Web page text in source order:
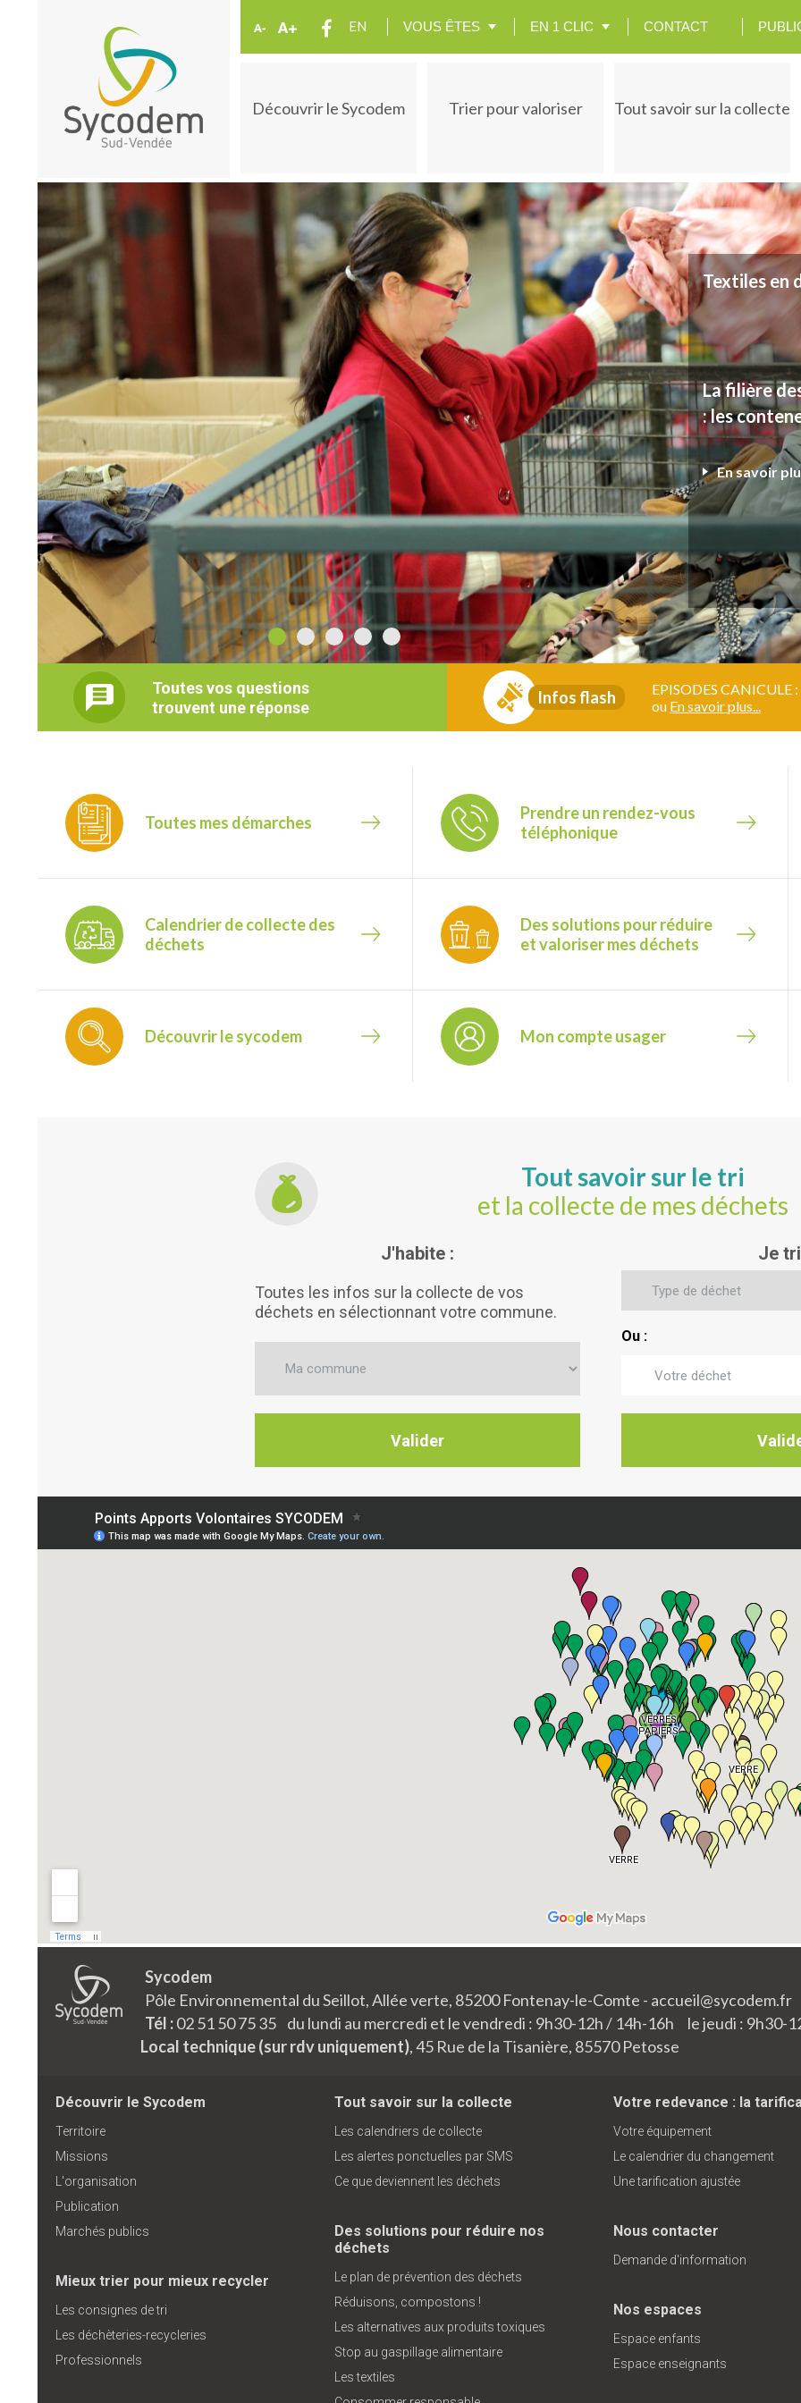
EN VOUS ÊTES EN 1 CLIC CONTACT
Découvrir le Sycodem Trier pour valoriser Tout savoir sur la collecte
Textiles en difficulté...
La filière des textiles
: les conteneurs blancs
En savoir plus...
Toutes vos questions
trouvent une réponse
Infos flash
EPISODES CANICULE
ou En savoir plus...
Toutes mes démarches
Prendre un rendez-vous
téléphonique
Calendrier de collecte des
déchets
Des solutions pour réduire
et valoriser mes déchets
Découvrir le sycodem Mon compte usager
Tout savoir sur le tri
et la collecte de mes déchets
J'habite :
Toutes les infos sur la collecte de vos
déchets en sélectionnant votre commune.
Je
Ou :
Sycodem
Pôle Environnemental du Seillot, Allée verte, 85200 Fontenay-le-Comte - accueil@sycodem.fr
Tél :02 51 50 75 35 du lundi au mercredi et le vendredi : 9h30-12h / 14h-16h le jeudi : 9h30-
Local technique (sur rdv uniquement), 45 Rue de la Tisanière, 85570 Petosse
Découvrir le Sycodem
Territoire
Missions
L'organisation
Publication
Marchés publics
Mieux trier pour mieux recycler
Les consignes de tri
Les déchèteries-recycleries
Professionnels
Tout savoir sur la collecte
Les calendriers de collecte
Les alertes ponctuelles par SMS
Ce que deviennent les déchets
Des solutions pour réduire nos
déchets
Le plan de prévention des déchets
Réduisons, compostons !
Les alternatives aux produits toxiques
Stop au gaspillage alimentaire
Les textiles
Votre redevance : la
Votre équipement
Le calendrier du changement
Une tarification ajustée
Nous contacter
Demande d'information
Nos espaces
Espace enfants
Espace enseignants